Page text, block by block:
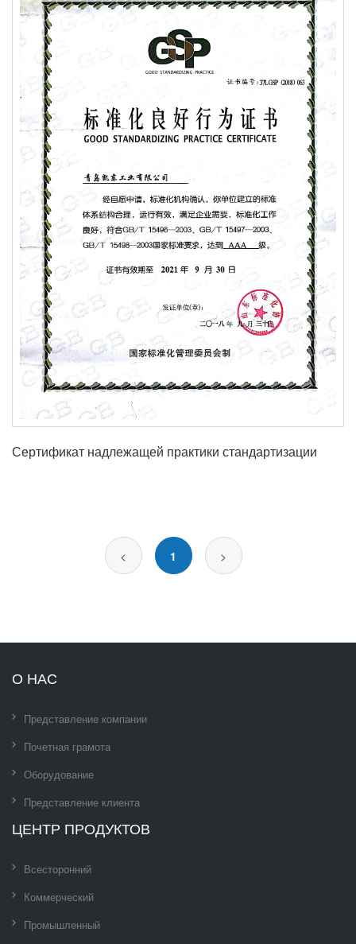
Сертификат надлежащей практики стандартизации
< 1 >
О НАС
Представление компании
Почетная грамота
Оборудование
Представление клиента
ЦЕНТР ПРОДУКТОВ
Всесторонний
Коммерческий
Промышленный